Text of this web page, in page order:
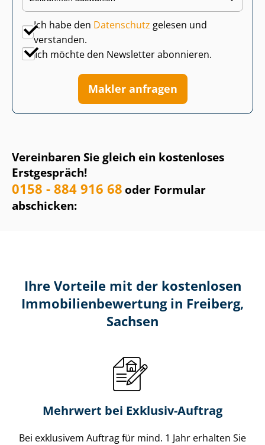
Vereinbaren Sie gleich ein kostenloses
Erstgespräch!
0158 - 884 916 68oder Formular
abschicken:
Ich habe den Datenschutz gelesen und
verstanden.
Ich möchte den Newsletter abonnieren.
Makler anfragen
Ihre Vorteile mit der kostenlosen
Im­mo­bi­li­en­be­wer­tung in Freiberg,
Sachsen
Mehrwert bei Exklusiv-Auftrag
Bei exklusivem Auftrag für mind. 1 Jahr erhalten Sie